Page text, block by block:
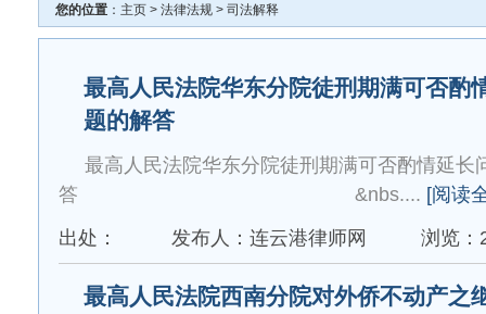
您的位置 ： 主页 > 法律法规 > 司法解释
最高人民法院华东分院徒刑期满可否酌
题的解答
最高人民法院华东分院徒刑期满可否酌情延长
答 &nbs.... [阅读
出处：
发布人：连云港律师网 浏览：
最高人民法院西南分院对外侨不动产之